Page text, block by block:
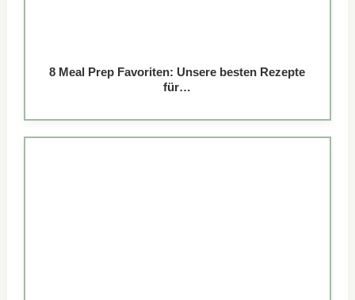
8 Meal Prep Favoriten: Unsere besten Rezepte
für…